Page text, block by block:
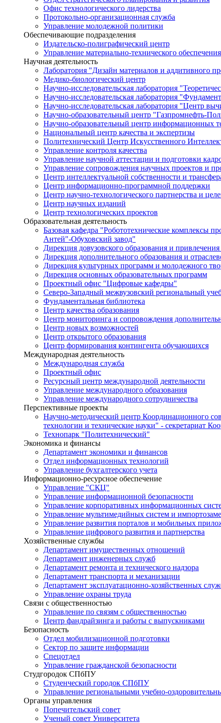
Офис технологического лидерства
Протокольно-организационная служба
Управление молодежной политики
Обеспечивающие подразделения
Издательско-полиграфический центр
Управление материально-технического обеспечения
Научная деятельность
Лаборатория "Дизайн материалов и аддитивного
Медико-биологический центр
Научно-исследовательская лаборатория
Научно-исследовательская лаборатория
Научно-исследовательская лаборатория "Центр
Научно-образовательный центр "Газпромнефть-
Научно-образовательный центр информационных
Национальный центр качества и экспертизы
Политехнический Центр Искусственного
Управление контроля качества
Управление научной аттестации и подготовки
Управление сопровождения научных проектов и
Центр интеллектуальной собственности и
Центр информационно-программной поддержки
Центр научно-технологического партнерства и
Центр научных изданий
Центр технологических проектов
Образовательная деятельность
Базовая кафедра "Робототехнические комплексы
Антей"-Обуховский завод"
Дирекция довузовского образования и привлечения
Дирекция дополнительного образования и
Дирекция культурных программ и молодежного
Дирекция основных образовательных программ
Проектный офис "Цифровые кафедры"
Северо-Западный межвузовский региональный
Фундаментальная библиотека
Центр качества образования
Центр мониторинга и сопровождения
Центр новых возможностей
Центр открытого образования
Центр формирования контингента обучающихся
Международная деятельность
Международная служба
Проектный офис
Ресурсный центр международной деятельности
Управление международного образования
Управление международного сотрудничества
Перспективные проекты
Научно-методический центр Координационного
технологии и технические науки" - секретариат
Технопарк "Политехнический"
Экономика и финансы
Департамент экономики и финансов
Отдел информационных технологий
Управление бухгалтерского учета
Информационно-ресурсное обеспечение
Управление "СКЦ"
Управление информационной безопасности
Управление корпоративных информационных
Управление мультимедийных систем и
Управление развития порталов и мобильных
Управление цифрового развития и партнерства
Хозяйственные службы
Департамент имущественных отношений
Департамент инженерных служб
Департамент ремонта и технического надзора
Департамент транспорта и механизации
Департамент эксплуатационно-хозяйственных
Управление охраны труда
Связи с общественностью
Управление по связям с общественностью
Центр фандрайзинга и работы с выпускниками
Безопасность
Отдел мобилизационной подготовки
Сектор по защите информации
Спецотдел
Управление гражданской безопасности
Студгородок СПбПУ
Студенческий городок СПбПУ
Управление региональными учебно-
Органы управления
Попечительский совет
Ученый совет Университета